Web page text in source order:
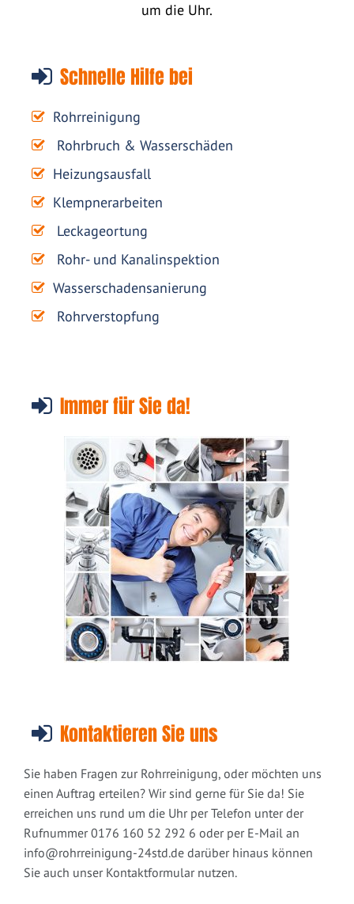
um die Uhr.
Schnelle Hilfe bei
Rohrreinigung
Rohrbruch & Wasserschäden
Heizungsausfall
Klempnerarbeiten
Leckageortung
Rohr- und Kanalinspektion
Wasserschadensanierung
Rohrverstopfung
Immer für Sie da!
Kontaktieren Sie uns
Sie haben Fragen zur Rohrreinigung, oder möchten uns
einen Auftrag erteilen? Wir sind gerne für Sie da! Sie
erreichen uns rund um die Uhr per Telefon unter der
Rufnummer 0176 160 52 292 6 oder per E-Mail an
info@rohrreinigung-24std.de darüber hinaus können
Sie auch unser Kontaktformular nutzen.